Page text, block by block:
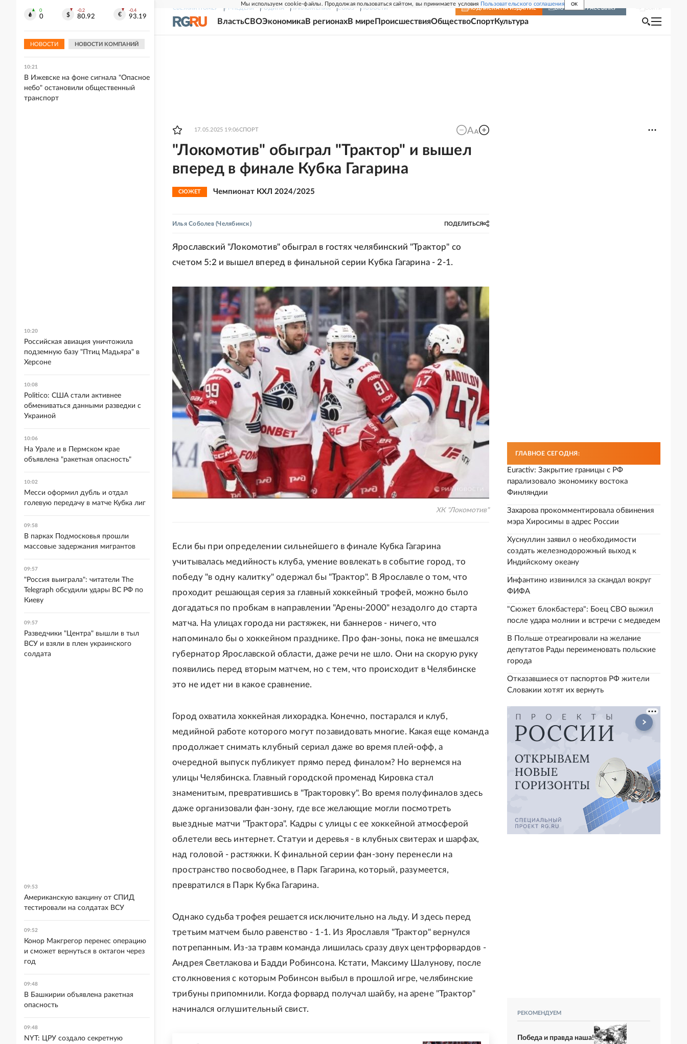
Мы используем cookie-файлы. Продолжая пользоваться сайтом, вы принимаете условия Пользовательского соглашения OK
СВЕЖИЙ НОМЕР РГ-НЕДЕЛЯ РОДИНА ПРИЛОЖЕНИЯ СОЮЗ НОВОСТИ ПОДПИСКА НА ИЗДАНИЕ ВКЛЮЧИТЬ РАССЫЛКУ
ВластьСВОЭкономикаВ регионахВ мире ПроисшествияОбществоСпортКультура
17.05.2025 19:06СПОРТ
"Локомотив" обыграл "Трактор" и вышел
вперед в финале Кубка Гагарина
СЮЖЕТ Чемпионат КХЛ 2024/2025
Илья Соболев(Челябинск) ПОДЕЛИТЬСЯ
Ярославский "Локомотив" обыграл в гостях челябинский "Трактор" со
счетом 5:2 и вышел вперед в финальной серии Кубка Гагарина - 2-1.
ХК "Локомотив"
Если бы при определении сильнейшего в финале Кубка Гагарина
учитывалась медийность клуба, умение вовлекать в событие город, то
победу "в одну калитку" одержал бы "Трактор". В Ярославле о том, что
проходит решающая серия за главный хоккейный трофей, можно было
догадаться по пробкам в направлении "Арены-2000" незадолго до старта
матча. На улицах города ни растяжек, ни баннеров - ничего, что
напоминало бы о хоккейном празднике. Про фан-зоны, пока не вмешался
губернатор Ярославской области, даже речи не шло. Они на скорую руку
появились перед вторым матчем, но с тем, что происходит в Челябинске
это не идет ни в какое сравнение.
Город охватила хоккейная лихорадка. Конечно, постарался и клуб,
медийной работе которого могут позавидовать многие. Какая еще команда
продолжает снимать клубный сериал даже во время плей-офф, а
очередной выпуск публикует прямо перед финалом? Но вернемся на
улицы Челябинска. Главный городской променад Кировка стал
знаменитым, превратившись в "Тракторовку". Во время полуфиналов здесь
даже организовали фан-зону, где все желающие могли посмотреть
выездные матчи "Трактора". Кадры с улицы с ее хоккейной атмосферой
облетели весь интернет. Статуи и деревья - в клубных свитерах и шарфах,
над головой - растяжки. К финальной серии фан-зону перенесли на
пространство посвободнее, в Парк Гагарина, который, разумеется,
превратился в Парк Кубка Гагарина.
Однако судьба трофея решается исключительно на льду. И здесь перед
третьим матчем было равенство - 1-1. Из Ярославля "Трактор" вернулся
потрепанным. Из-за травм команда лишилась сразу двух центрфорвардов -
Андрея Светлакова и Бадди Робинсона. Кстати, Максиму Шалунову, после
столкновения с которым Робинсон выбыл в прошлой игре, челябинские
трибуны припомнили. Когда форвард получал шайбу, на арене "Трактор"
начинался оглушительный свист.
ГЛАВНОЕ СЕГОДНЯ:
Euractiv: Закрытие границы с РФ
парализовало экономику востока
Финляндии
Захарова прокомментировала обвинения
мэра Хиросимы в адрес России
Хуснуллин заявил о необходимости
создать железнодорожный выход к
Индийскому океану
Инфантино извинился за скандал вокруг
ФИФА
"Сюжет блокбастера": Боец СВО выжил
после удара молнии и встречи с медведем
В Польше отреагировали на желание
депутатов Рады переименовать польские
города
Отказавшиеся от паспортов РФ жители
Словакии хотят их вернуть
РЕКОМЕНДУЕМ
Победа и правда наша!
0
0
-0.2
80.92
-0.4
93.19
НОВОСТИ НОВОСТИ КОМПАНИЙ
10:32
клубы дружбы
10:21
В Ижевске на фоне сигнала "Опасное
небо" остановили общественный
транспорт
10:20
Российская авиация уничтожила
подземную базу "Птиц Мадьяра" в
Херсоне
10:08
Politico: США стали активнее
обмениваться данными разведки с
Украиной
10:06
На Урале и в Пермском крае
объявлена "ракетная опасность"
10:02
Месси оформил дубль и отдал
голевую передачу в матче Кубка лиг
09:58
В парках Подмосковья прошли
массовые задержания мигрантов
09:57
"Россия выиграла": читатели The
Telegraph обсудили удары ВС РФ по
Киеву
09:57
Разведчики "Центра" вышли в тыл
ВСУ и взяли в плен украинского
солдата
09:53
Американскую вакцину от СПИД
тестировали на солдатах ВСУ
09:52
Конор Макгрегор перенес операцию
и сможет вернуться в октагон через
год
09:48
В Башкирии объявлена ракетная
опасность
09:48
NYT: ЦРУ создало секретную